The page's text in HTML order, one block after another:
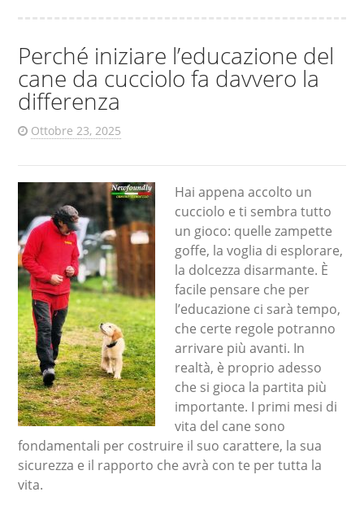
Perché iniziare l’educazione del
cane da cucciolo fa davvero la
differenza
Ottobre 23, 2025
Hai appena accolto un
cucciolo e ti sembra tutto
un gioco: quelle zampette
goffe, la voglia di esplorare,
la dolcezza disarmante. È
facile pensare che per
l’educazione ci sarà tempo,
che certe regole potranno
arrivare più avanti. In
realtà, è proprio adesso
che si gioca la partita più
importante. I primi mesi di
vita del cane sono
fondamentali per costruire il suo carattere, la sua
sicurezza e il rapporto che avrà con te per tutta la
vita.